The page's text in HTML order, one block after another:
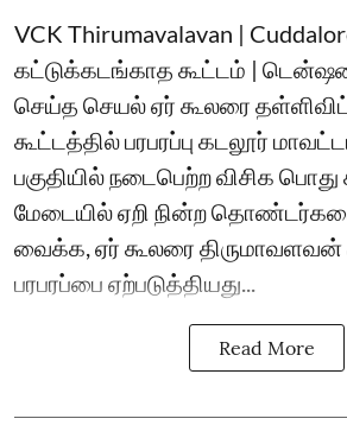
VCK Thirumavalavan |
கட்டுக்கடங்காத கூட்டம் |
செய்த செயல் ஏர் கூலரை
கூட்டத்தில் பரபரப்பு கடலூர்
பகுதியில் நடைபெற்ற விசிக பொது
மேடையில் ஏறி நின்ற
வைக்க, ஏர் கூலரை திருமாவளவன்
பரபரப்பை ஏற்படுத்தியது...
Read More